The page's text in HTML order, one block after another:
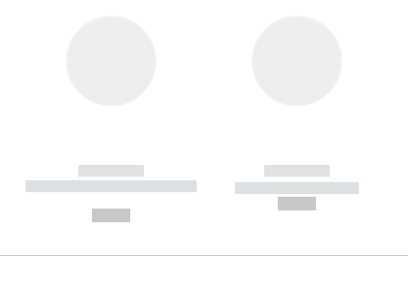
------------
----------- ----------- --------
------------
----------- -----------